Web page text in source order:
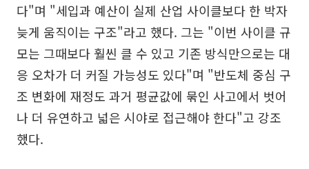
다"며 "세입과 예산이 실제 산업 사이클보다 한 박자
늦게 움직이는 구조"라고 했다. 그는 "이번 사이클 규
모는 그때보다 훨씬 클 수 있고 기존 방식만으로는 대
응 오차가 더 커질 가능성도 있다"며 "반도체 중심 구
조 변화에 재정도 과거 평균값에 묶인 사고에서 벗어
나 더 유연하고 넓은 시야로 접근해야 한다"고 강조
했다.